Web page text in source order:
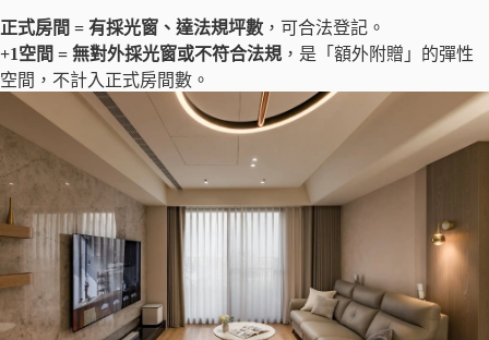
正式房間 = 有採光窗、達法規坪數 ，可合法登記。
+1空間 = 無對外採光窗或不符合法規 ，是「額外附贈」的彈性
空間，不計入正式房間數。